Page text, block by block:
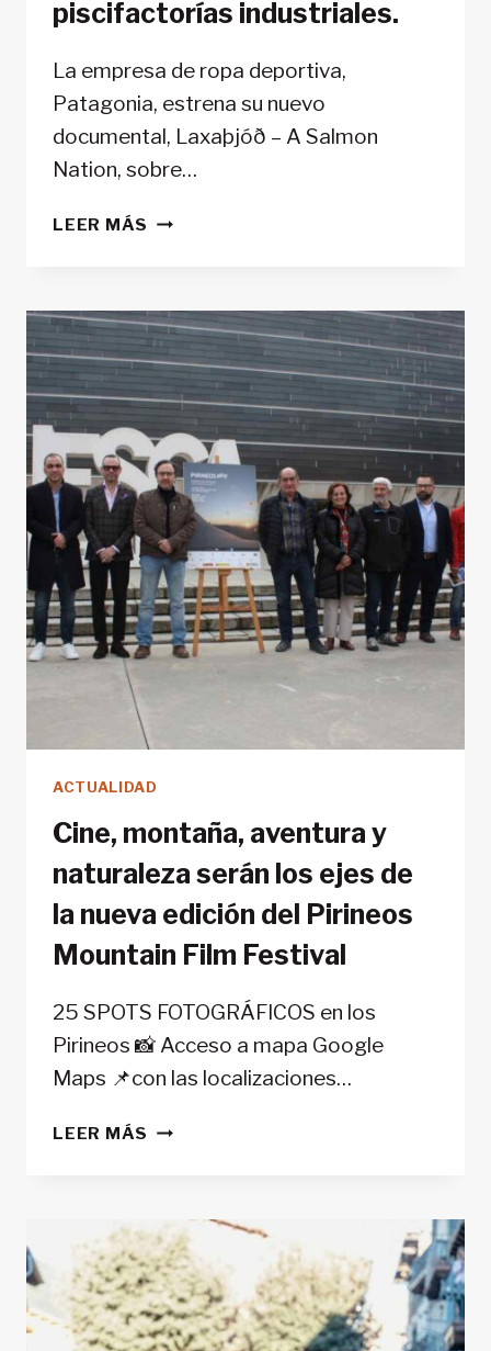
piscifactorías industriales.
La empresa de ropa deportiva,
Patagonia, estrena su nuevo
documental, Laxaþjóð – A Salmon
Nation, sobre…
LEER MÁS «LAXAÞJÓÐ
NATION»,
UN
DOCUMENTAL
SOBRE
LA
LUCHA
PARA
PROTEGER
LAS
AGUAS
DE
ISLANDIA
Y
EL
FRENTE
LAS
PISCIFACTORÍAS
INDUSTRIALES.
ACTUALIDAD
Cine, montaña, aventura y
naturaleza serán los ejes de
la nueva edición del Pirineos
Mountain Film Festival
25 SPOTS FOTOGRÁFICOS en los
Pirineos 📸 Acceso a mapa Google
Maps 📌con las localizaciones…
LEER MÁS CINE,
NATURALEZA
SERÁN
LOS
EJES
DE